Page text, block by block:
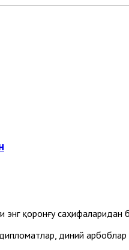
энг қоронғу
диний